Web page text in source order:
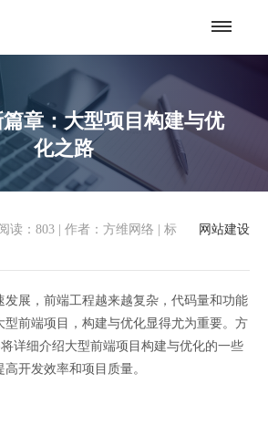
章：大型项目构建与优
化之路
网站建设
读：803 作者：方维网络
标
发展，前端工程越来越复杂，代码量和功能
型前端项目，构建与优化显得尤为重要。方
详细介绍大型前端项目构建与优化的一些
开发效率和项目质量。